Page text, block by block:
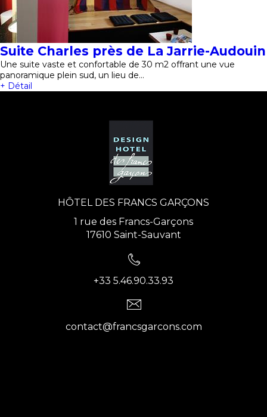
Suite Charles près de La Jarrie-Audouin
Une suite vaste et confortable de 30 m2 offrant une vue
panoramique plein sud, un lieu de…
+ Détail
HÔTEL DES FRANCS GARÇONS
1 rue des Francs-Garçons
17610 Saint-Sauvant
+33 5.46.90.33.93
contact@francsgarcons.com